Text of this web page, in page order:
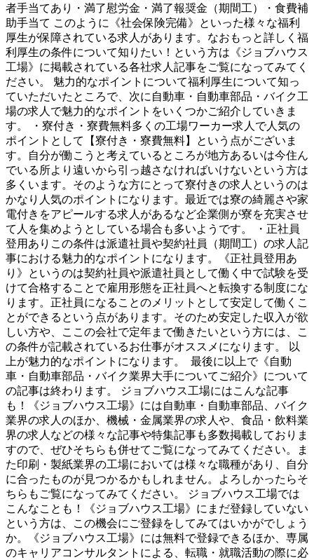
者手当てあり・満了慰労金・満了報奨金（期間工）・食費補
助手当て このように《社会保険完備》といった様々な福利
厚生が保障されている求人があります。なおもっと詳しく福
利厚生の条件について知りたい！という方は《ジョブハウス
工場》に掲載されている各社求人記事をご覧になってみてく
ださい。 魅力的なポイントについて福利厚生について知っ
ていただいたところで、次に自動車・自動車部品・バイク工
場の求人で魅力的なポイントをいくつかご紹介していきま
す。 ・寮付き・寮費無料多くの工場ワーカー求人で人気の
ポイントとして【寮付き・寮費無料】という点がございま
す。自分が働こうと考えているところが地方あるいは今住ん
でいる所より遠いから引っ越さなければいけないという方は
多くいます。そのような方にとって寮付きの求人というのは
かなり人気のポイントになります。最近では寮の綺麗さや家
電付きをアピールする求人があるなど企業側が寮を充実させ
て人を集めようとしている場合も多いようです。 ・正社員
登用ありこの条件は派遣社員や契約社員（期間工）の求人記
事における魅力的なポイントになります。《正社員登用あ
り》というのは契約社員や派遣社員として働く中で試験を受
けて合格することで雇用形態を正社員へと転換する制度にな
ります。正社員になることのメリットとして安定して働くこ
とができるという点があります。そのため安定した収入が欲
しい方や、ここの会社で定年まで働きたいという方には、こ
の条件が記載されているお仕事がオススメになります。 以
上が魅力的なポイントになります。 最後に以上で《自動
車・自動車部品・バイク業界大手についてご紹介》について
の記事は終わります。 ジョブハウス工場にはこんな記事
も！《ジョブハウス工場》には自動車・自動車部品、バイク
業界の求人のほか、機械・金属業界の求人や、食品・飲料業
界の求人などの様々な記事や特集記事も多数掲載しておりま
すので、ぜひそちらも併せてご覧になってみてください。ま
た印刷・製紙業界の工場においては様々な職種があり、自分
に合ったものが見つかるかもしれません。よろしかったらそ
ちらもご覧になってみてください。 ジョブハウス工場では
こんなことも！《ジョブハウス工場》にまだ登録していない
という方は、この機会にご登録をしてみてはいかがでしょう
か。《ジョブハウス工場》には無料で登録できるほか、専属
のキャリアコンサルタントによる、転職・就職活動の際に必